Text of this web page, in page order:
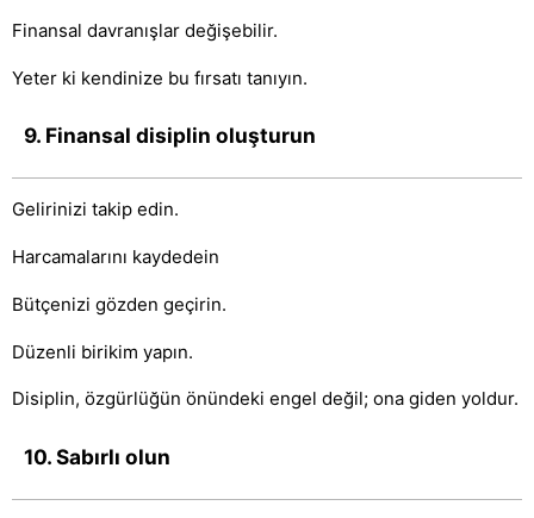
Finansal davranışlar değişebilir.
Yeter ki kendinize bu fırsatı tanıyın.
9. Finansal disiplin oluşturun
Gelirinizi takip edin.
Harcamalarını kaydedein
Bütçenizi gözden geçirin.
Düzenli birikim yapın.
Disiplin, özgürlüğün önündeki engel değil; ona giden yoldur.
10. Sabırlı olun